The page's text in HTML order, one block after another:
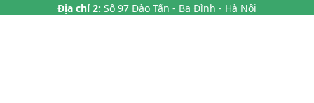
Địa chỉ 2: Số 97 Đào Tấn - Ba Đình - Hà Nội